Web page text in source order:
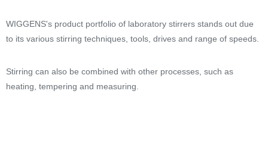
WIGGENS's product portfolio of laboratory stirrers stands out due
to its various stirring techniques, tools, drives and range of speeds.
Stirring can also be combined with other processes, such as
heating, tempering and measuring.